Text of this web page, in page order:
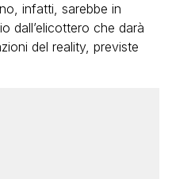
infatti, sarebbe in
dall’elicottero che darà
del reality, previste